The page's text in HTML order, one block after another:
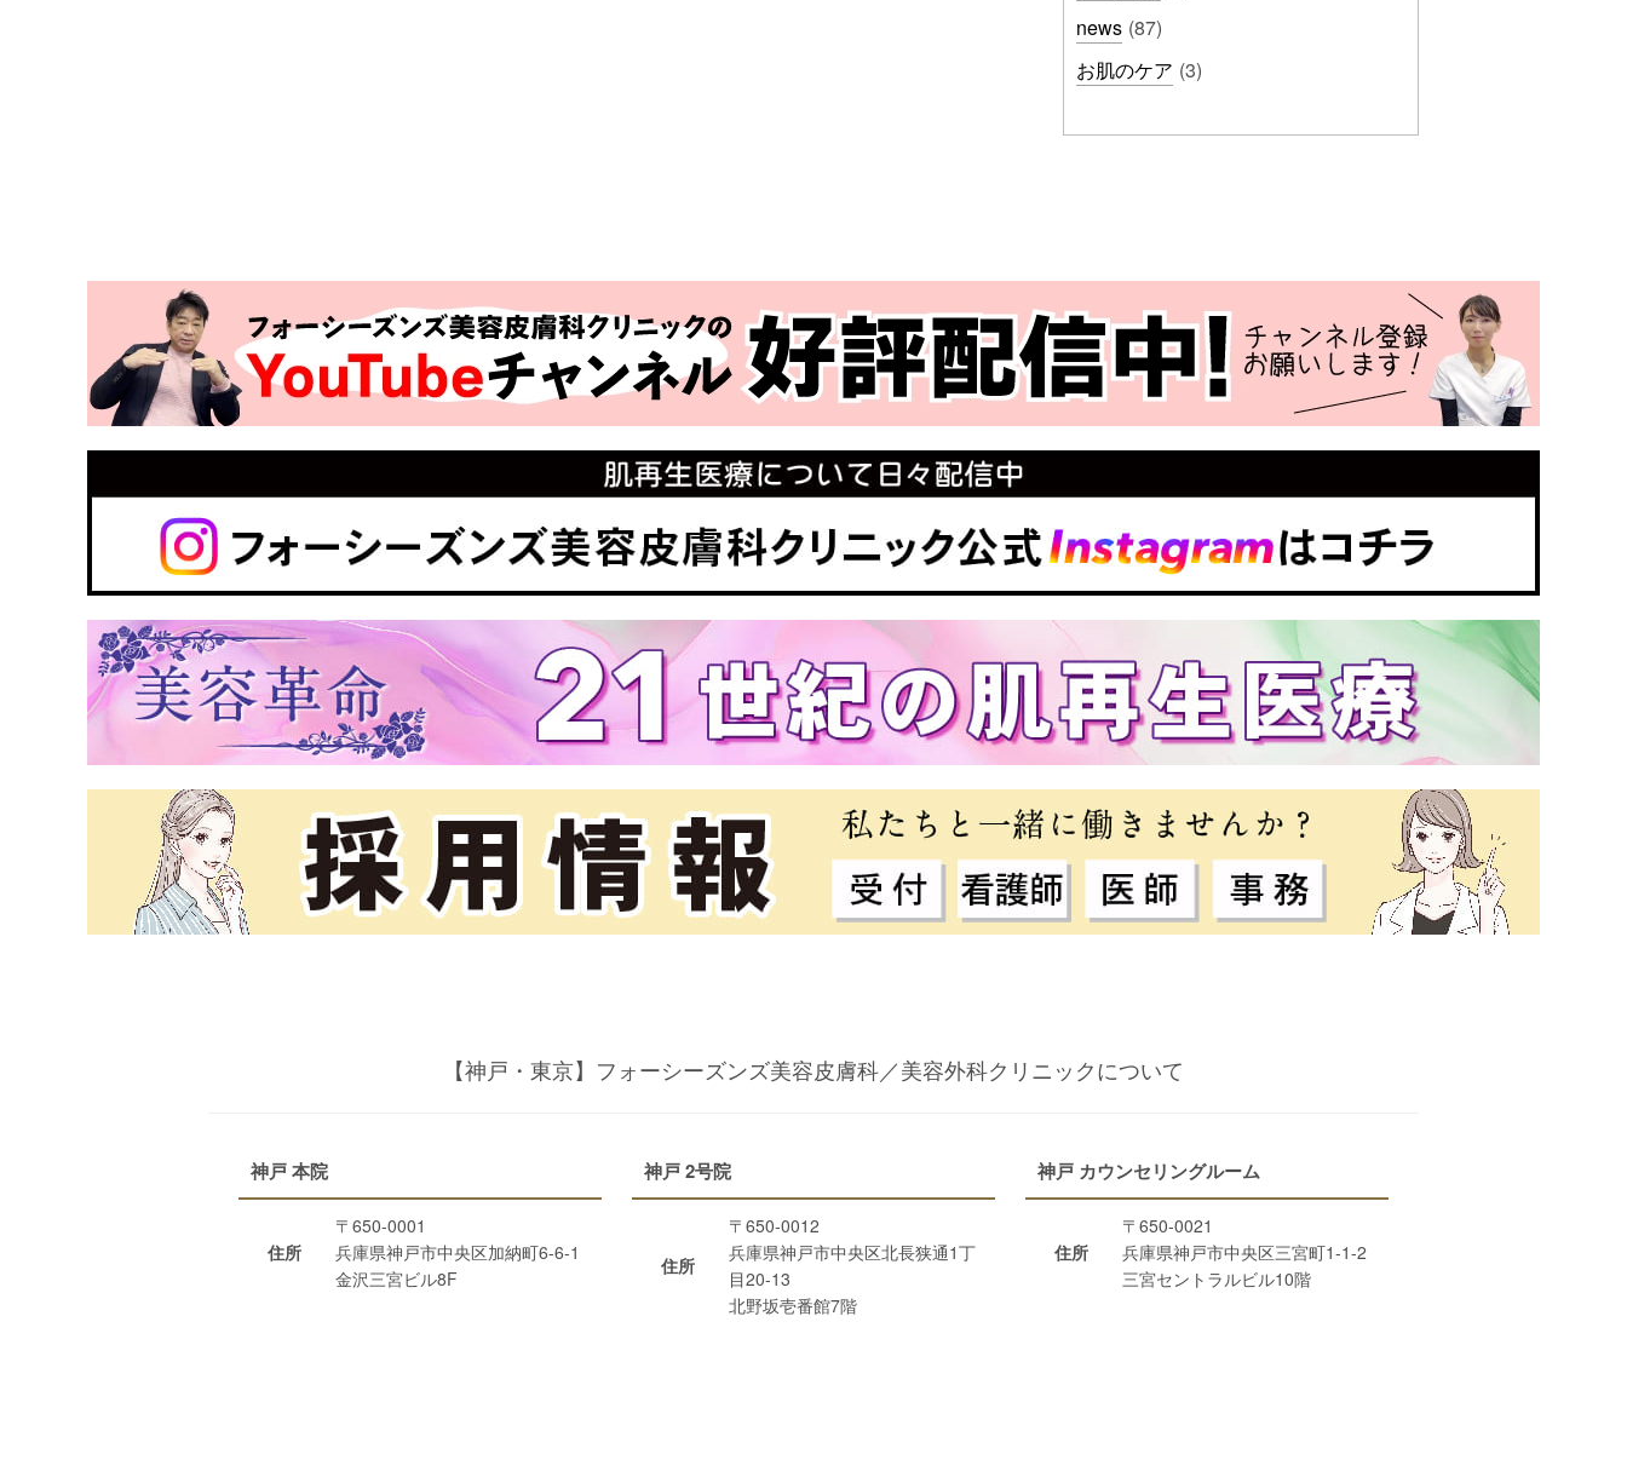
news (87)
お肌のケア (3)
【神戸・東京】フォーシーズンズ美容皮膚科／美容外科クリニックについて
神戸 本院
住所
〒650-0001
兵庫県神戸市中央区加納町6-6-1
金沢三宮ビル8F
神戸 2号院
住所
〒650-0012
兵庫県神戸市中央区北長狭通1丁
目20-13
北野坂壱番館7階
神戸 カウンセリングルーム
住所
〒650-0021
兵庫県神戸市中央区三宮町1-1-2
三宮セントラルビル10階